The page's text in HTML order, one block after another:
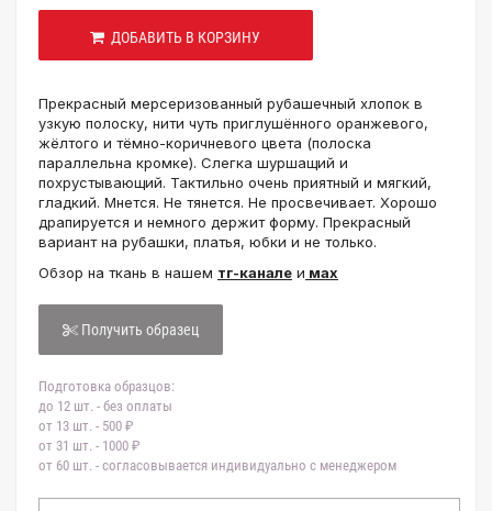
ДОБАВИТЬ В КОРЗИНУ
Прекрасный мерсеризованный рубашечный хлопок в
узкую полоску, нити чуть приглушённого оранжевого,
жёлтого и тёмно-коричневого цвета (полоска
параллельна кромке). Слегка шуршащий и
похрустывающий. Тактильно очень приятный и мягкий,
гладкий. Мнется. Не тянется. Не просвечивает. Хорошо
драпируется и немного держит форму. Прекрасный
вариант на рубашки, платья, юбки и не только.
Обзор на ткань в нашем тг-канале и мах
Получить образец
Подготовка образцов:
до 12 шт. - без оплаты
от 13 шт. - 500 ₽
от 31 шт. - 1000 ₽
от 60 шт. - согласовывается индивидуально с менеджером